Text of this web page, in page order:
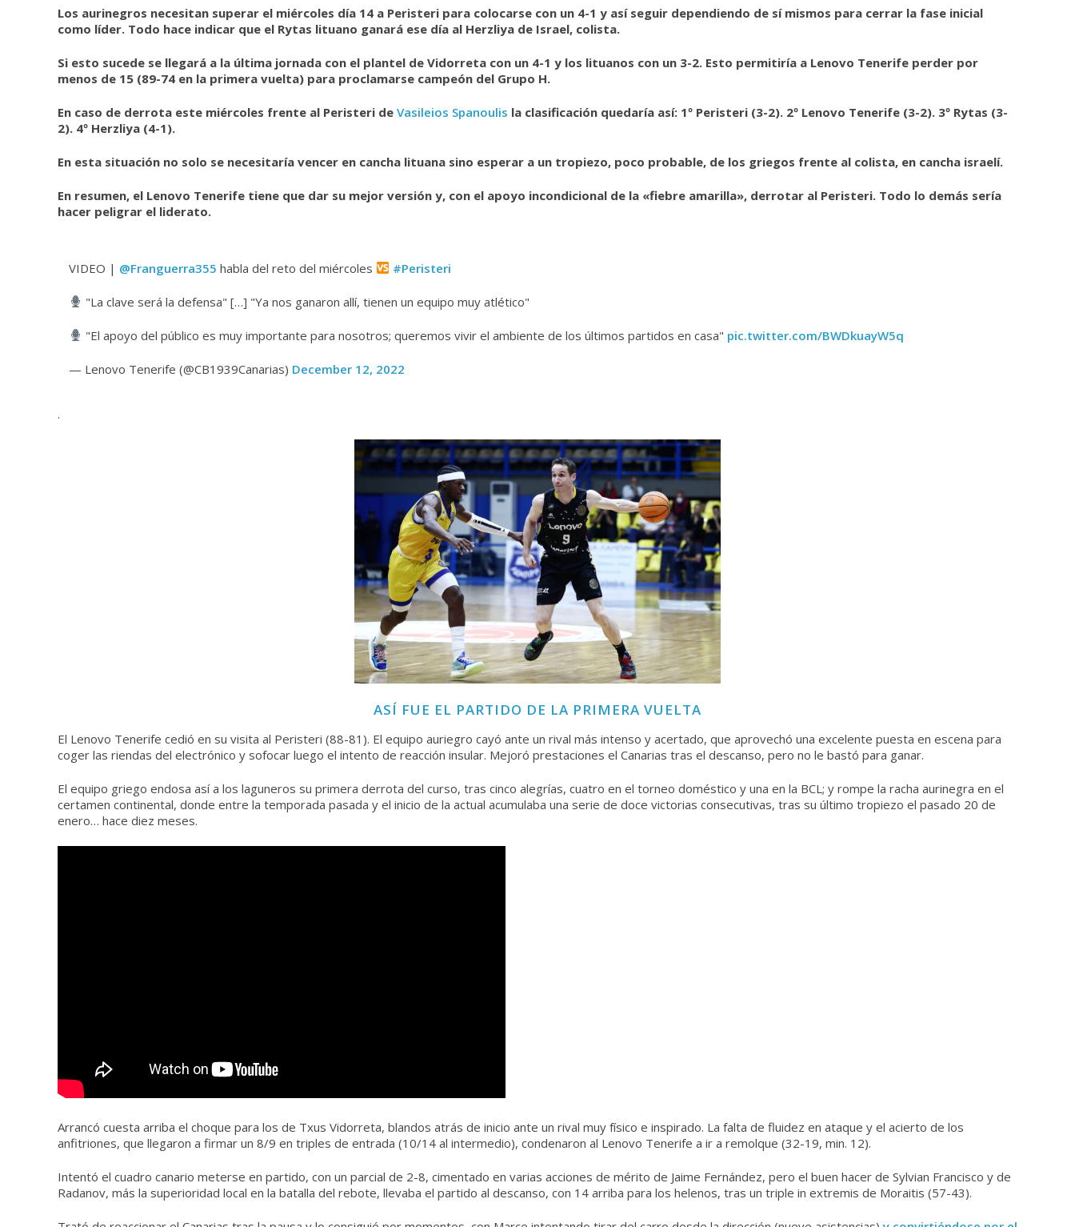
Los aurinegros necesitan superar el miércoles día 14 a Peristeri para colocarse con un 4-1 y así seguir dependiendo de sí mismos para cerrar la fase inicial
como líder. Todo hace indicar que el Rytas lituano ganará ese día al Herzliya de Israel, colista.
Si esto sucede se llegará a la última jornada con el plantel de Vidorreta con un 4-1 y los lituanos con un 3-2. Esto permitiría a Lenovo Tenerife perder por
menos de 15 (89-74 en la primera vuelta) para proclamarse campeón del Grupo H.
En caso de derrota este miércoles frente al Peristeri de Vasileios Spanoulis la clasificación quedaría así: 1º Peristeri (3-2). 2º Lenovo Tenerife (3-2). 3º Rytas (3-
2). 4º Herzliya (4-1).
En esta situación no solo se necesitaría vencer en cancha lituana sino esperar a un tropiezo, poco probable, de los griegos frente al colista, en cancha israelí.
En resumen, el Lenovo Tenerife tiene que dar su mejor versión y, con el apoyo incondicional de la «fiebre amarilla», derrotar al Peristeri. Todo lo demás sería
hacer peligrar el liderato.
VIDEO | @Franguerra355 habla del reto del miércoles #Peristeri
"La clave será la defensa" […] "Ya nos ganaron allí, tienen un equipo muy atlético"
"El apoyo del público es muy importante para nosotros; queremos vivir el ambiente de los últimos partidos en casa" pic.twitter.com/BWDkuayW5q
— Lenovo Tenerife (@CB1939Canarias) December 12, 2022
.
ASÍ FUE EL PARTIDO DE LA PRIMERA VUELTA
El Lenovo Tenerife cedió en su visita al Peristeri (88-81). El equipo auriegro cayó ante un rival más intenso y acertado, que aprovechó una excelente puesta en escena para
coger las riendas del electrónico y sofocar luego el intento de reacción insular. Mejoró prestaciones el Canarias tras el descanso, pero no le bastó para ganar.
El equipo griego endosa así a los laguneros su primera derrota del curso, tras cinco alegrías, cuatro en el torneo doméstico y una en la BCL; y rompe la racha aurinegra en el
certamen continental, donde entre la temporada pasada y el inicio de la actual acumulaba una serie de doce victorias consecutivas, tras su último tropiezo el pasado 20 de
enero… hace diez meses.
Arrancó cuesta arriba el choque para los de Txus Vidorreta, blandos atrás de inicio ante un rival muy físico e inspirado. La falta de fluidez en ataque y el acierto de los
anfitriones, que llegaron a firmar un 8/9 en triples de entrada (10/14 al intermedio), condenaron al Lenovo Tenerife a ir a remolque (32-19, min. 12).
Intentó el cuadro canario meterse en partido, con un parcial de 2-8, cimentado en varias acciones de mérito de Jaime Fernández, pero el buen hacer de Sylvian Francisco y de
Radanov, más la superioridad local en la batalla del rebote, llevaba el partido al descanso, con 14 arriba para los helenos, tras un triple in extremis de Moraitis (57-43).